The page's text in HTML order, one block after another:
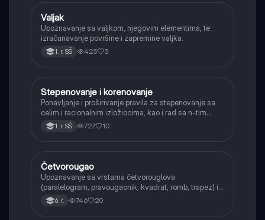
Matematika
Valjak
Upoznavanje sa valjkom, njegovim elementima, te
izračunavanje površine i zapremine valjka.
1. r. SŠ 423 3
Matematika
Stepenovanje i korenovanje
Ponavljanje i proširivanje pravila za stepenovanje sa
celim i racionalnim izložiocima, kao i rad sa n-tim
korenima i racionalizacijom imenioca.
1. r. SŠ 727 10
Matematika
Četvorougao
Upoznavanje sa vrstama četvorouglova
(paralelogram, pravougaonik, kvadrat, romb, trapez) i
njihovim osnovnim svojstvima.
6. r. 746 20